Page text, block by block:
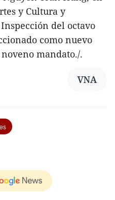
y Cultura y
del octavo
como nuevo
mandato./.
VNA